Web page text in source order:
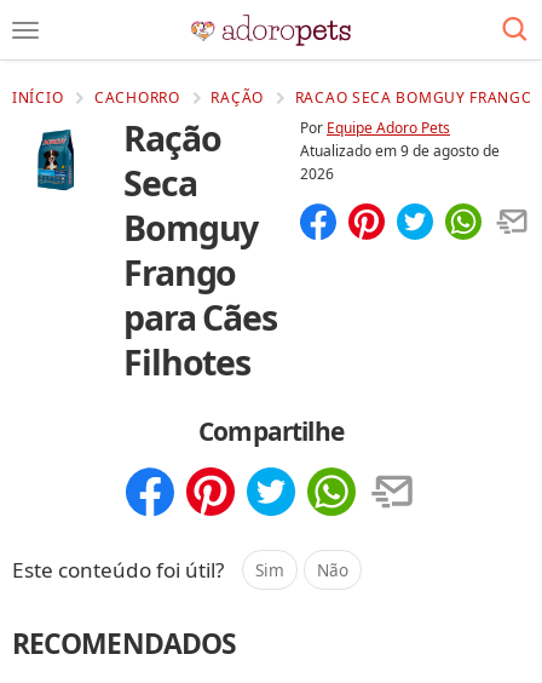
INÍCIO CACHORRO RAÇÃO RACAO SECA BOMGUY FRANGO
Ração
Seca
Bomguy
Frango
para Cães
Filhotes
Por Equipe Adoro Pets
Atualizado em9 de agosto de
2026
Compartilhe
Este conteúdo foi útil? Sim Não
RECOMENDADOS